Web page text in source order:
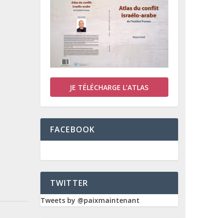
JE TÉLÉCHARGE L’ATLAS
FACEBOOK
TWITTER
Tweets by @paixmaintenant